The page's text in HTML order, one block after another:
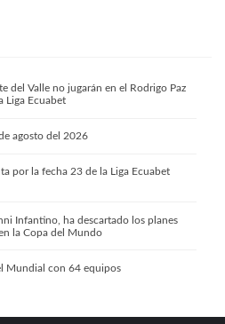
del Valle no jugarán en el Rodrigo Paz
Liga Ecuabet
agosto del 2026
por la fecha 23 de la Liga Ecuabet
Infantino, ha descartado los planes
la Copa del Mundo
Mundial con 64 equipos